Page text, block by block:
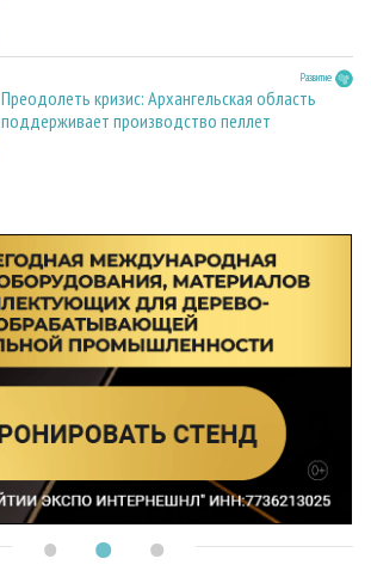
Развитие
Преодолеть кризис: Архангельская область
поддерживает производство пеллет